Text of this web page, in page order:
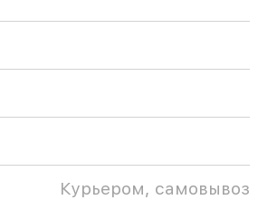
Курьером, самовывоз